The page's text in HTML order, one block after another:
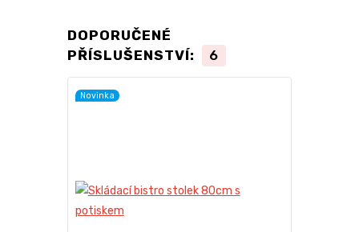
DOPORUČENÉ
PŘÍSLUŠENSTVÍ:
6
Novinka